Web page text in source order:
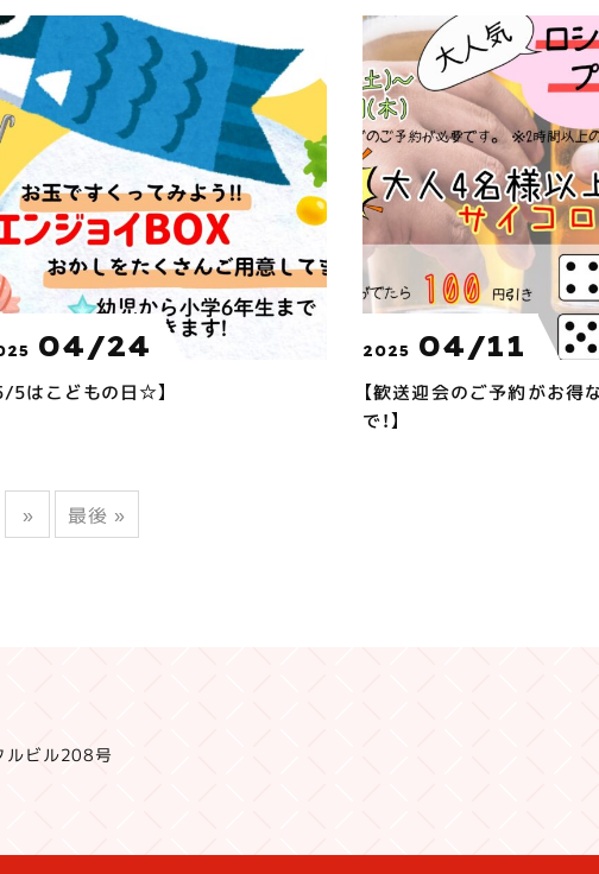
04/24
5はこどもの日☆】
2025 04/11
【歓送迎会のご予約がお
で！】
» 最後 »
ビル208号